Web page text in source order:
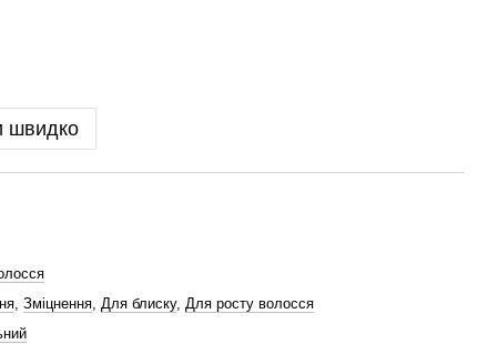
швидко
, Зміцнення, Для блиску, Для росту волосся